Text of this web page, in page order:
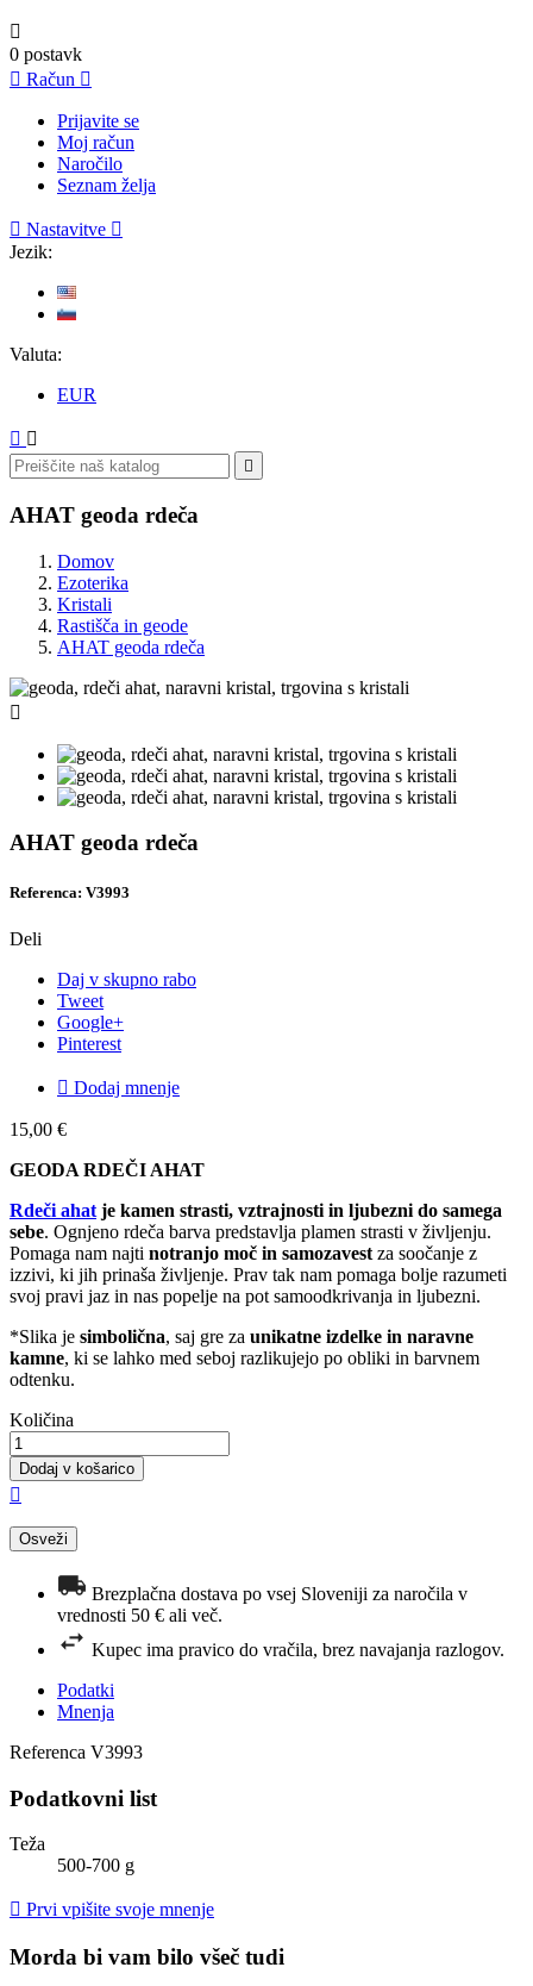

0 postavk
 Račun 
Prijavite se
Moj račun
Naročilo
Seznam želja
 Nastavitve 
Jezik:
Valuta:
EUR
 

AHAT geoda rdeča
Domov
Ezoterika
Kristali
Rastišča in geode
AHAT geoda rdeča

AHAT geoda rdeča
Referenca: V3993
Deli
Daj v skupno rabo
Tweet
Google+
Pinterest
 Dodaj mnenje
15,00 €
GEODA RDEČI AHAT
Rdeči ahat je kamen strasti, vztrajnosti in ljubezni do samega
sebe. Ognjeno rdeča barva predstavlja plamen strasti v življenju.
Pomaga nam najti notranjo moč in samozavest za soočanje z
izzivi, ki jih prinaša življenje. Prav tak nam pomaga bolje razumeti
svoj pravi jaz in nas popelje na pot samoodkrivanja in ljubezni.
*Slika je simbolična, saj gre za unikatne izdelke in naravne
kamne, ki se lahko med seboj razlikujejo po obliki in barvnem
odtenku.
Količina
Dodaj v košarico

Brezplačna dostava po vsej Sloveniji za naročila v
vrednosti 50 € ali več.
Kupec ima pravico do vračila, brez navajanja razlogov.
Podatki
Mnenja
Referenca V3993
Podatkovni list
Teža
500-700 g
 Prvi vpišite svoje mnenje
Morda bi vam bilo všeč tudi